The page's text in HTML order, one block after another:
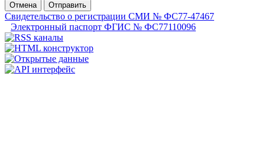
Отмена
Отправить
Свидетельство о регистрации СМИ № ФС77-47467
Электронный паспорт ФГИС № ФС77110096